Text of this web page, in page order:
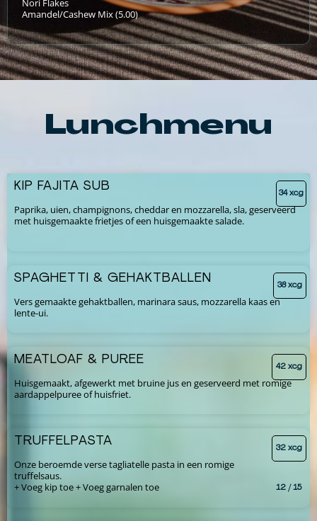
Nori Flakes
Amandel/Cashew Mix (5.00)
Lunchmenu
KIP FAJITA SUB
Paprika, uien, champignons, cheddar en mozzarella, sla, geserveerd
met huisgemaakte frietjes of een huisgemaakte salade.
34 xcg
SPAGHETTI & GEHAKTBALLEN
Vers gemaakte gehaktballen, marinara saus, mozzarella kaas en
lente-ui.
38 xcg
MEATLOAF & PUREE
Huisgemaakt, afgewerkt met bruine jus en geserveerd met romige
aardappelpuree of huisfriet.
42 xcg
TRUFFELPASTA
Onze beroemde verse tagliatelle pasta in een romige
truffelsaus.
+ Voeg kip toe + Voeg garnalen toe
12 / 15
32 xcg